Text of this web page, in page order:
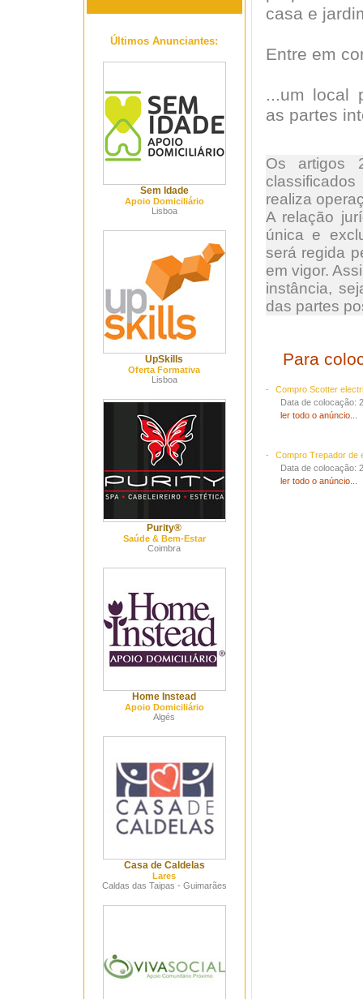
Últimos Anunciantes:
Sem Idade
Apoio Domiciliário
Lisboa
UpSkills
Oferta Formativa
Lisboa
Purity®
Saúde & Bem-Estar
Coimbra
Home Instead
Apoio Domiciliário
Algés
Casa de Caldelas
Lares
Caldas das Taipas - Guimarães
casa e
Entre em
...um local
as partes
Os artigos
realiza
A relação
única e
será regida
em vigor.
instância,
das partes
Para
-
Compro Scotter
Data de colocação:
ler todo o anúncio...
-
Compro Trepador de
Data de colocação:
ler todo o anúncio...